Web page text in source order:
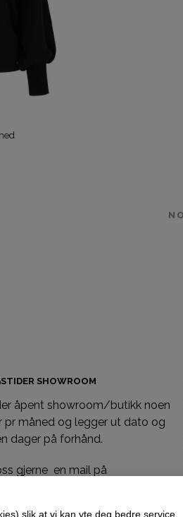
SHOWROOM
åpent showroom/butikk noen
pr måned og legger ut dato og
dager på forhånd.
gjerne en mail på
slik at vi kan yte deg bedre service.